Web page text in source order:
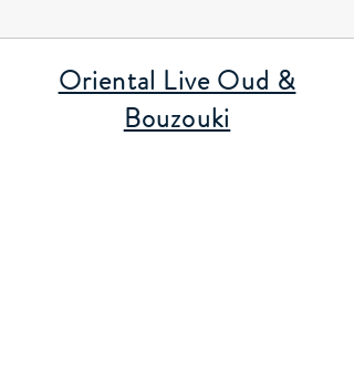
Oriental Live Oud &
Bouzouki